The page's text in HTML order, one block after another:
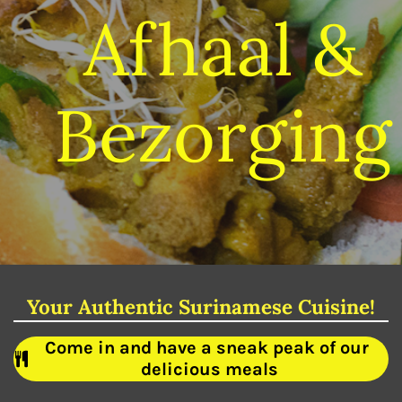
Afhaal &
Bezorging
Your Authentic Surinamese Cuisine!
Come in and have a sneak peak of our
delicious meals